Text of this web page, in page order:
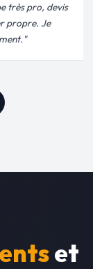
et
30 min, prix
et